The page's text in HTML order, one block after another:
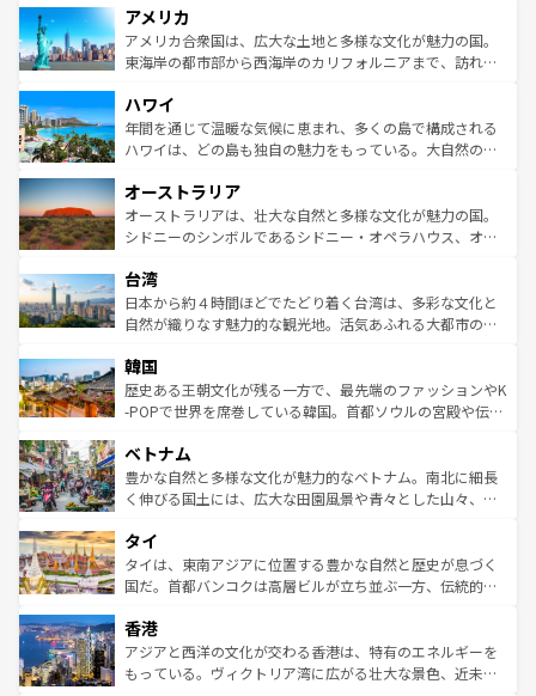
ンツ一覧を参照してほしい。
の建物がそのまま残る町や、スイスならではのユニークな
博物館もあり、アルプス観光だけでなく町歩きも満喫する
ことができる。国民の所得が高いため物価も高いが、旅行
ば市内交通費無料で観光を楽しむこともできる。 なお、新
着のスイス情報はコンテンツ一覧 を参照してほしい。
アメリカ
アメリカ合衆国は、広大な土地と多様な文化が魅力の国。
東海岸の都市部から西海岸のカリフォルニアまで、訪れる
のような巨大都市は、観光、ショッピング、エンターテイ
ンメントが詰まった刺激的なスポットだ。一方、アメリカ
西部には大自然が広がり、グランドキャニオンやイエロー
部のニューオーリンズでは、音楽と美食が融合した独特の
文化が魅力。旅行者はアメリカの各地域で異なる魅力を楽
しみながら、その多様性と豊かな歴史を感じることができ
ならではの贅沢な旅のスタイルだ。 なお、新着のアメリカ
情報はコンテンツ一覧を参照してほしい。
ハワイ
年間を通じて温暖な気候に恵まれ、多くの島で構成される
ハワイは、どの島も独自の魅力をもっている。大自然の神
ワイ島は見逃せない。また、定番の観光地といえばオアフ
島だが、静かな自然を求めるならマウイ島やカウアイ島が
おすすめ。エメラルドグリーンに輝く海をはじめ、豊かな
れるおもてなしの心で訪れる人々を迎えてくれるハワイの
人々、おいしいローカルフードやハワイアンミュージッ
ク、伝統的なフラダンスなど、すべてがハワイの魅力を彩
ワイを、存分に味わってほしい。 なお、新着のハワイ情報
はコンテンツ一覧を参照してほしい。
オーストラリア
オーストラリアは、壮大な自然と多様な文化が魅力の国。
シドニーのシンボルであるシドニー・オペラハウス、オー
リアリーフや大陸中央部にそびえるウルル（エアーズロッ
ク）、タスマニアの美しい原生林やケアンズの熱帯雨林な
ど、見どころがたくさん。また、カフェやワイン、オージ
いる。アクティビティも充実しており、サーフィンやダイ
ビング、ハイキングなど、アウトドア好きにはたまらな
い。オーストラリアの多彩な魅力を存分に味わいつくそ
参照してほしい。
台湾
日本から約４時間ほどでたどり着く台湾は、多彩な文化と
自然が織りなす魅力的な観光地。活気あふれる大都市の台
ン）、静ひつな山岳地帯である台湾東部など、都市の喧騒
と山間の静けさが共存しており、訪れる人に新しい発見と
驚きをもたらしてくれる。また、奥深い台湾の食文化も魅
容にもいいと評判のスイーツなど、バラエティ豊かな料理
が味わえる。 なお、新着の台湾情報は コンテンツ一覧を参
照してほしい。
韓国
歴史ある王朝文化が残る一方で、最先端のファッションやK
-POPで世界を席巻している韓国。首都ソウルの宮殿や伝統
き、地方に足を延ばせば四季折々の自然美を楽しむことが
できる。そして、キムチや焼肉、絶品のストリートフード
まで、さまざまな韓国料理が待っている。夜には、韓国な
リティに包まれながら、韓国の多彩な魅力を心ゆくまで味
わってみてほしい。 なお、新着の韓国情報はコンテンツ一
覧を参照してほしい。
ベトナム
豊かな自然と多様な文化が魅力的なベトナム。南北に細長
く伸びる国土には、広大な田園風景や青々とした山々、世
急速な発展と共に伝統が息づく。ハノイの古い町並みやホ
ーチミン市のフランス統治時代の建物も、独特の雰囲気を
醸し出している。また、バラエティの豊かさとおいしさで
とつ。フォーやバインミー、ベトナムコーヒーなどは、ぜ
ひ現地で味わいたい。どの地域を訪れてもあたたかい人々
が旅行者を迎えてくれるので、きっと忘れられない旅にな
タイ
タイは、東南アジアに位置する豊かな自然と歴史が息づく
国だ。首都バンコクは高層ビルが立ち並ぶ一方、伝統的な
の活気が交差している。北部ではチェンマイなどの山岳地
帯で自然と触れ合い、南部ではプーケットやクラビの美し
いビーチでリゾート気分を楽しむことができる。タイ料理
香港
アジアと西洋の文化が交わる香港は、特有のエネルギーを
もっている。ヴィクトリア湾に広がる壮大な景色、近未来